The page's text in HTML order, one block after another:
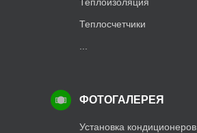
Теплосчетчики
ФОТОГАЛЕРЕЯ
Установка кондиционеров